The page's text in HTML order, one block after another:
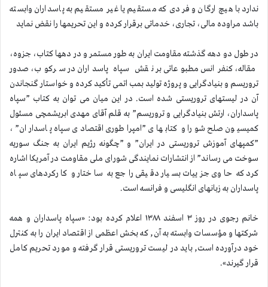
ندارد با هیچ ارگان و فردی كه مستقیم یا غیر مستقیم به پاسداران وابسته
باشد مراوده مالی، تجاری، خدماتی برقرار كرده و این تحریمها را نقض نماید
در طول دو دهه گذشته مقاومت ایران به طور مستمر و در دهها كتاب، جزوه،
مقاله، كنفرانس مطبوعاتی بر نقش سپاه پاسداران در سركوب، صدور
تروریسم و بنیادگرایی و پروژه تولید بمب اتمی تأكید كرده و خواستار گنجاندن
آن در لیستهای تروریستی شده است. در این میان می توان به كتاب ”سپاه
پاسداران، ارتش بنیادگرایی و تروریسم” به قلم آقای مهدی ابریشمچی مسئول
كمیسیون صلح شورا و كتابهای ”امپراطوری اقتصادی سپاه پاسداران” ،
”كمپهای آموزش تروریستی در ایران” و ”چگونه رژیم ایران به جنگ سوریه
سوخت می رساند” از انتشارات نمایندگی شورای ملی مقاومت در آمریكا اشاره
كرد كه حاوی جزییات بسیار دقیقی راجع به ساختار و كاركردهای سپاه
پاسداران به زبانهای انگلیسی و فرانسه است.
خانم رجوی در روز ۳ اسفند ۱۳۸۸ اعلام كرده بود: «سپاه پاسداران و همه
شركتها و مؤسسات وابسته به آن, كه بخش اعظمی از اقتصاد ایران را به كنترل
خود درآورده است, باید در لیست تروریستی قرار گرفته و مورد تحریم كامل
قرار گیرند».